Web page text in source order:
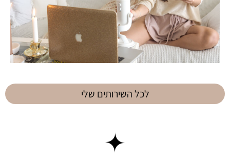
לכל השירותים שלי